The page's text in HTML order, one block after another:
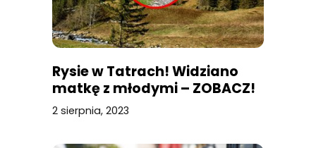
Rysie w Tatrach! Widziano
matkę z młodymi – ZOBACZ!
2 sierpnia, 2023